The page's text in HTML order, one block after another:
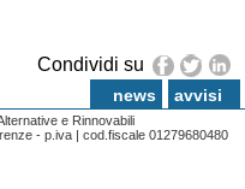
Condividi su
news avvisi
e Rinnovabili
- p.iva | cod.fiscale 01279680480